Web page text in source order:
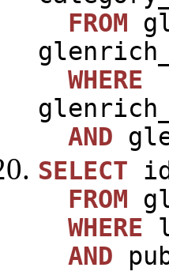
FROM
WHERE
AND
SELECT id
FROM
WHERE
AND